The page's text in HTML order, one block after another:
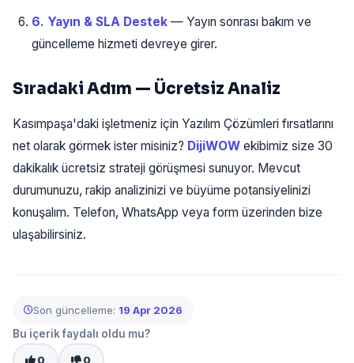
6. Yayın & SLA Destek — Yayın sonrası bakım ve
güncelleme hizmeti devreye girer.
Sıradaki Adım — Ücretsiz Analiz
Kasımpaşa'daki işletmeniz için Yazılım Çözümleri fırsatlarını
net olarak görmek ister misiniz? DijiWOW ekibimiz size 30
dakikalık ücretsiz strateji görüşmesi sunuyor. Mevcut
durumunuzu, rakip analizinizi ve büyüme potansiyelinizi
konuşalım. Telefon, WhatsApp veya form üzerinden bize
ulaşabilirsiniz.
Son güncelleme: 19 Apr 2026
Bu içerik faydalı oldu mu?
0 0